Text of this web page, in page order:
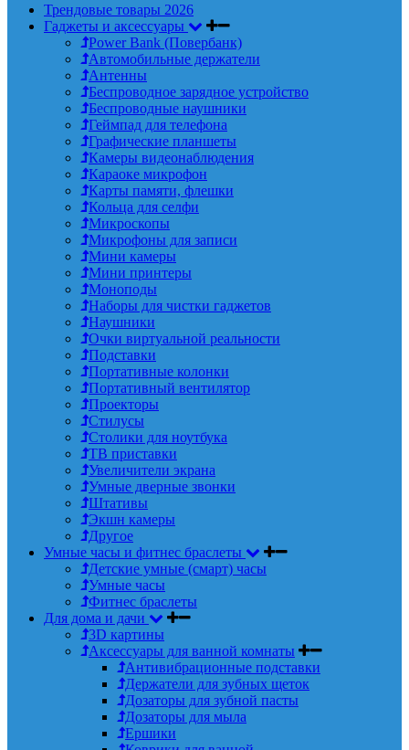
Трендовые товары 2026
Гаджеты и аксессуары
Power Bank (Повербанк)
Автомобильные держатели
Антенны
Беспроводное зарядное устройство
Беспроводные наушники
Геймпад для телефона
Графические планшеты
Камеры видеонаблюдения
Караоке микрофон
Карты памяти, флешки
Кольца для селфи
Микроскопы
Микрофоны для записи
Мини камеры
Мини принтеры
Моноподы
Наборы для чистки гаджетов
Наушники
Очки виртуальной реальности
Подставки
Портативные колонки
Портативный вентилятор
Проекторы
Стилусы
Столики для ноутбука
ТВ приставки
Увеличители экрана
Умные дверные звонки
Штативы
Экшн камеры
Другое
Умные часы и фитнес браслеты
Детские умные (смарт) часы
Умные часы
Фитнес браслеты
Для дома и дачи
3D картины
Аксессуары для ванной комнаты
Антивибрационные подставки
Держатели для зубных щеток
Дозаторы для зубной пасты
Дозаторы для мыла
Ершики